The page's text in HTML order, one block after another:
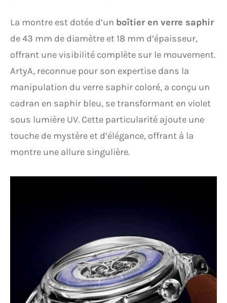
La montre est dotée d’un boîtier en verre saphir
de 43 mm de diamètre et 18 mm d’épaisseur,
offrant une visibilité complète sur le mouvement.
ArtyA, reconnue pour son expertise dans la
manipulation du verre saphir coloré, a conçu un
cadran en saphir bleu, se transformant en violet
sous lumière UV. Cette particularité ajoute une
touche de mystère et d’élégance, offrant à la
montre une allure singulière.